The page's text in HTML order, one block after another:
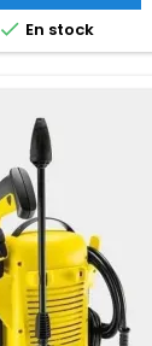
 En stock